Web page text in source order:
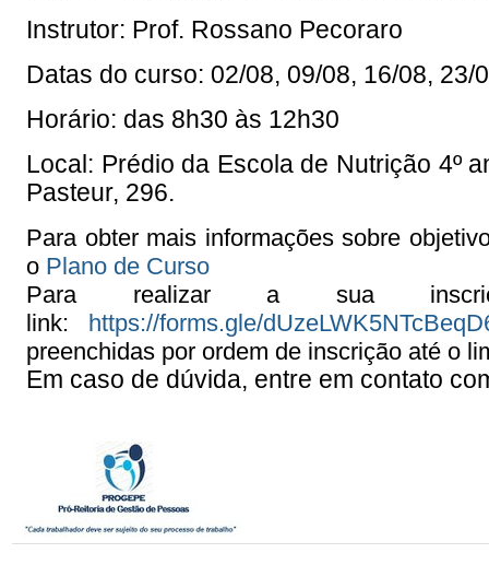
Instrutor: Prof. Rossano Pecoraro
Datas do curso: 02/08, 09/08, 16/08, 23/
Horário: das 8h30 às 12h30
Local: Prédio da Escola de Nutrição 4º
Pasteur, 296.
Para obter mais informações sobre
o Plano de Curso
Para realizar a sua
link: https://forms.gle/
preenchidas por ordem de inscrição até o
Em caso de dúvida, entre em contato